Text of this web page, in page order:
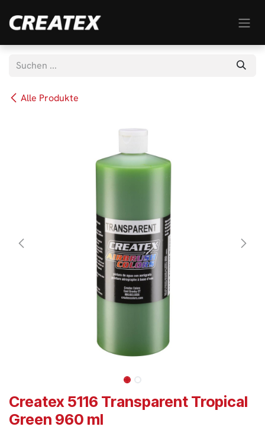
Alle Produkte
Createx 5116 Transparent Tropical
Green 960 ml